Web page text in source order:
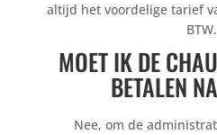
altijd het voordelige tarief
BTW.
MOET IK DE
BETALEN
Nee, om de